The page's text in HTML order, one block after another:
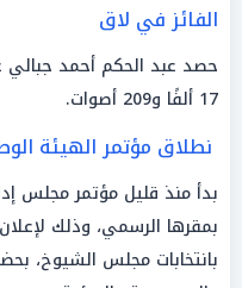
الفائز في لاق
حصد عبد الحكم أحمد
17 ألفًا و209 أصوات.
نطلاق مؤتمر الهيئة
بدأ منذ قليل مؤتمر مجلس
بمقرها الرسمي، وذلك لإعلان
بانتخابات مجلس الشيوخ،